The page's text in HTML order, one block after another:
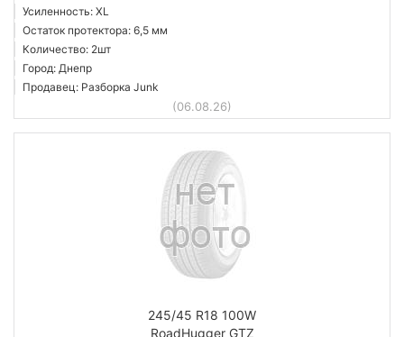
Усиленность: XL
Остаток протектора: 6,5 мм
Количество: 2шт
Город: Днепр
Продавец: Разборка Junk
(06.08.26)
245/45 R18 100W
RoadHugger GTZ